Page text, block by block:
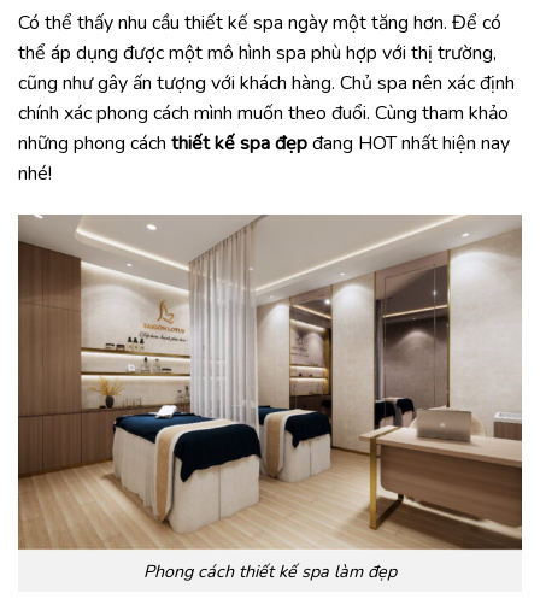
Có thể thấy nhu cầu thiết kế spa ngày một tăng hơn. Để có
thể áp dụng được một mô hình spa phù hợp với thị trường,
cũng như gây ấn tượng với khách hàng. Chủ spa nên xác định
chính xác phong cách mình muốn theo đuổi. Cùng tham khảo
những phong cách thiết kế spa đẹpđang HOT nhất hiện nay
nhé!
Phong cách thiết kế spa làm đẹp